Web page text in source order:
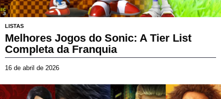
LISTAS
Melhores Jogos do Sonic: A Tier List
Completa da Franquia
16 de abril de 2026
e
j